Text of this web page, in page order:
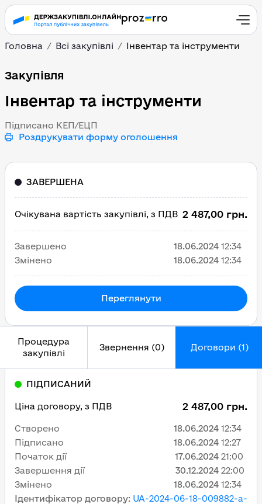
Головна Всі закупівлі Інвентар та інструменти
Інвентар та
Закупівля
Інвентар та інструменти
Підписано КЕП/ЕЦП
Роздрукувати форму оголошення
Процедура
закупівлі
Звернення (0) Договори (1)
Ідентифікатор договору: UA-2024-06-18-009882-a-
ПІДПИСАНИЙ
Ціна договору, з ПДВ 2 487,00 грн.
Створено 18.06.2024 12:34
Підписано
18.06.2024 12:27
Початок дії
17.06.2024 21:00
Завершення дії
30.12.2024 22:00
Змінено
18.06.2024 12:34
ЗАВЕРШЕНА
Очікувана вартість закупівлі, з ПДВ 2 487,00 грн.
Завершено 18.06.2024 12:34
Змінено
18.06.2024 12:34
Переглянути